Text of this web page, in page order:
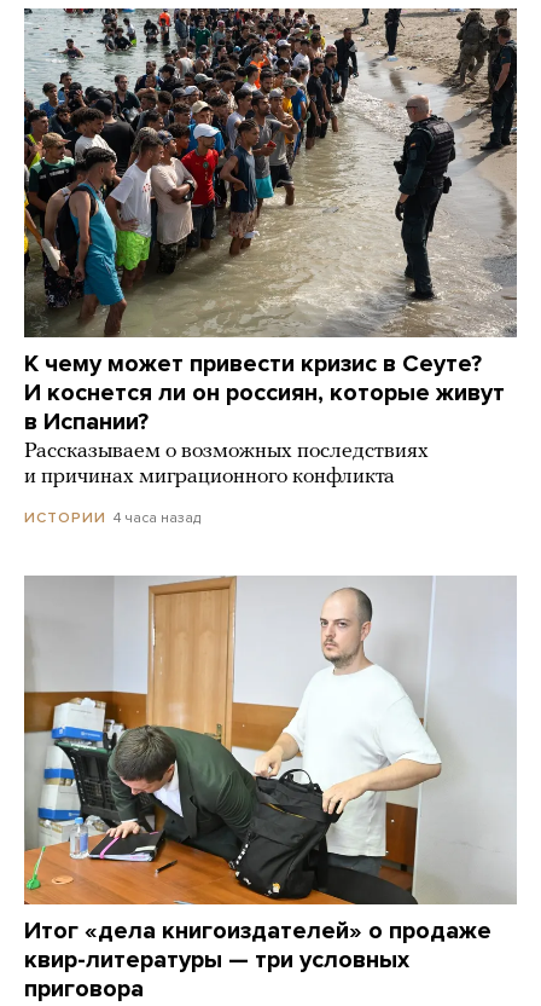
К чему может привести кризис в Сеуте?
И коснется ли он россиян, которые живут
в Испании?
Рассказываем о возможных последствиях
и причинах миграционного конфликта
ИСТОРИИ 4 часа назад
Итог «дела книгоиздателей» о продаже
квир-литературы — три условных
приговора